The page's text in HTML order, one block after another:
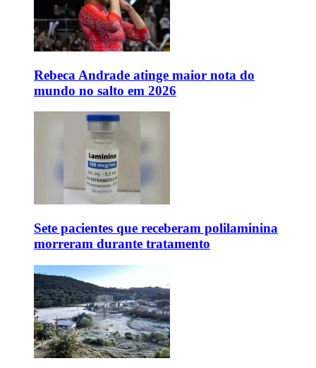
Rebeca Andrade atinge maior nota do
mundo no salto em 2026
Sete pacientes que receberam polilaminina
morreram durante tratamento